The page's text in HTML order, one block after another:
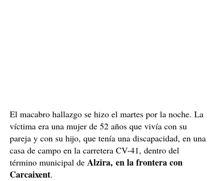
El macabro hallazgo se hizo el martes por la noche. La
víctima era una mujer de 52 años que vivía con su
pareja y con su hijo, que tenía una discapacidad, en una
casa de campo en la carretera CV-41, dentro del
término municipal de Alzira, en la frontera con
Carcaixent.